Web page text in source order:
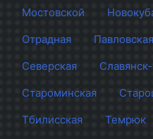
Мостовской
Отрадная
Павловская
Северская
Староминская
Тбилисская
Темрюк